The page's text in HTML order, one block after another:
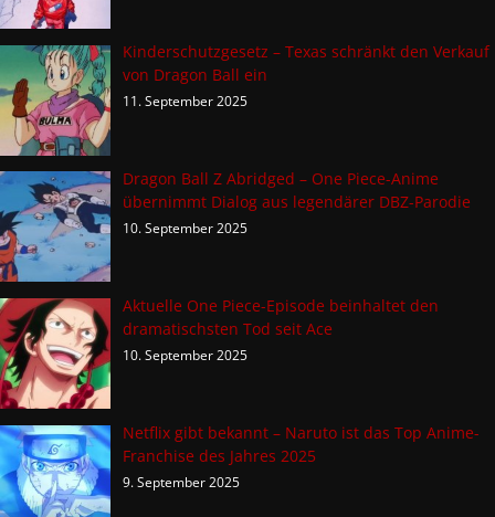
Kinderschutzgesetz – Texas schränkt den Verkauf
von Dragon Ball ein
11. September 2025
Dragon Ball Z Abridged – One Piece-Anime
übernimmt Dialog aus legendärer DBZ-Parodie
10. September 2025
Aktuelle One Piece-Episode beinhaltet den
dramatischsten Tod seit Ace
10. September 2025
Netflix gibt bekannt – Naruto ist das Top Anime-
Franchise des Jahres 2025
9. September 2025